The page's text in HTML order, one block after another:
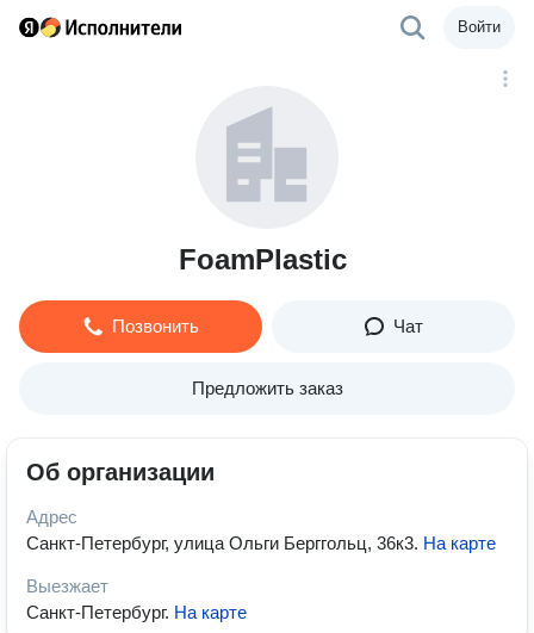
Войти
FoamPlastic
Позвонить Чат
Предложить заказ
Об организации
Адрес
Санкт-Петербург, улица Ольги Берггольц, 36к3. На карте
Выезжает
Санкт-Петербург. На карте